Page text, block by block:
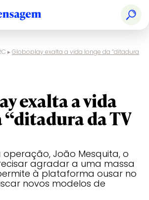
▸Globoplay exalta a vida longe da “ditadura
exalta a vida
“ditadura da TV
operação, João Mesquita, o
agradar a uma massa
à plataforma ousar no
novos modelos de